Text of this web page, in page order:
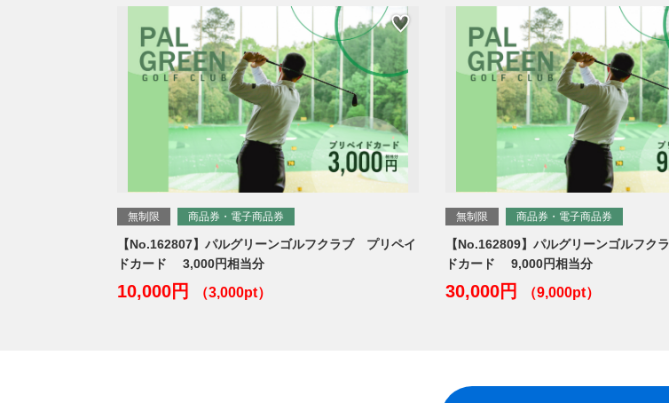
無制限 商品券・電子商品券
【No.162807】パルグリーンゴルフクラブ プリペイ
ドカード 3,000円相当分
10,000円 （3,000pt）
無制限 商品券・電子商品券
【No.162809】パルグリーンゴルフク
ドカード 9,000円相当分
30,000円 （9,000pt）